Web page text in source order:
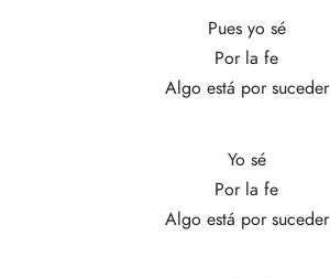
Pues yo sé
Por la fe
Algo está por suceder
Yo sé
Por la fe
Algo está por suceder